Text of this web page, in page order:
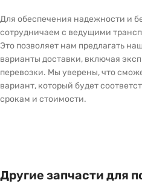
Для обеспечения надежности и
сотрудничаем с ведущими
Это позволяет нам предлагать
варианты доставки, включая
перевозки. Мы уверены, что
вариант, который будет
срокам и стоимости.
Другие запчасти для